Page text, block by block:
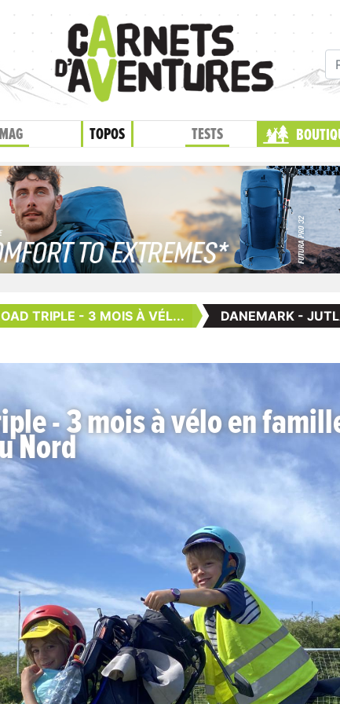
TOPOS TESTS
TRIPLE - 3 MOIS À VÉL... DANEMARK -
- 3 mois à vélo en
Nord